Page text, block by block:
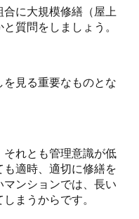
に大規模修繕（屋上
質問をしましょう。
見る重要なものとな
れとも管理意識が低
適時、適切に修繕を
ンションでは、長い
まうからです。